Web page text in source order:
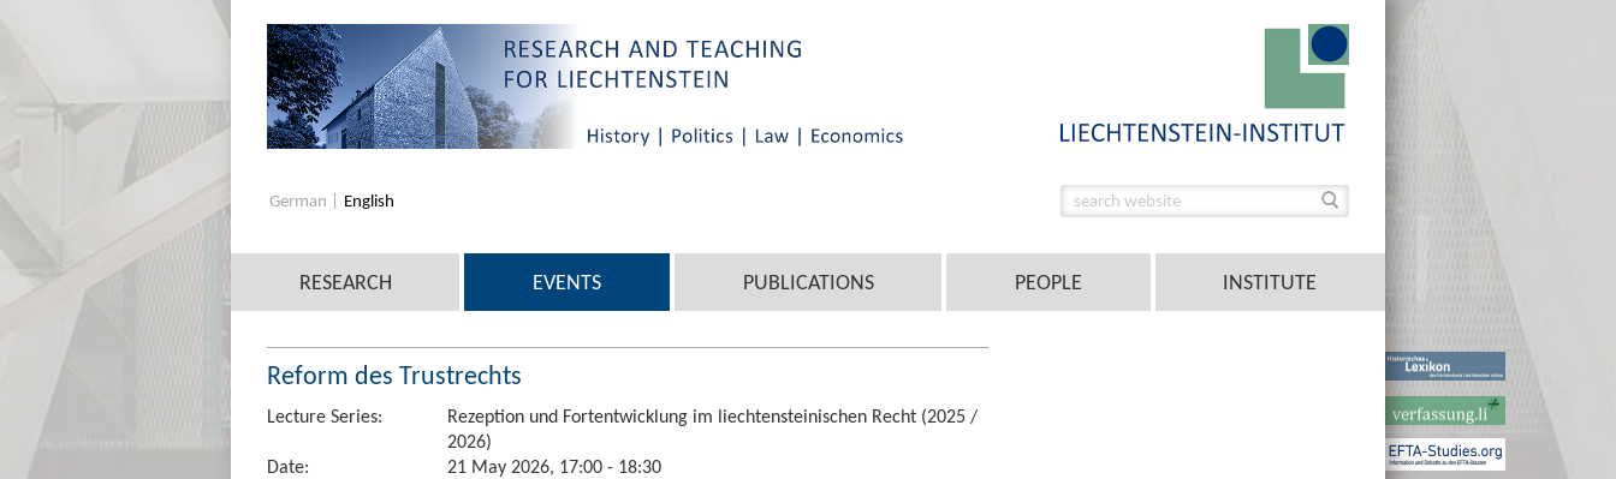
German English
RESEARCH EVENTS PUBLICATIONS PEOPLE INSTITUTE
Reform des Trustrechts
Lecture Series:
Rezeption und Fortentwicklung im liechtensteinischen Recht (2025 /
2026)
Date:
21 May 2026, 17:00 - 18:30